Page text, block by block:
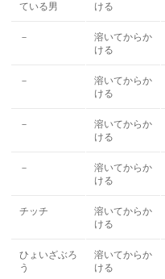
ている男
ける
－
溶いてからか
ける
－
溶いてからか
ける
－
溶いてからか
ける
－
溶いてからか
ける
チッチ
溶いてからか
ける
ひょいざぶろ
う
溶いてからか
ける